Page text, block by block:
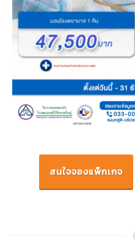
สนใจจองแพ็กเกจ